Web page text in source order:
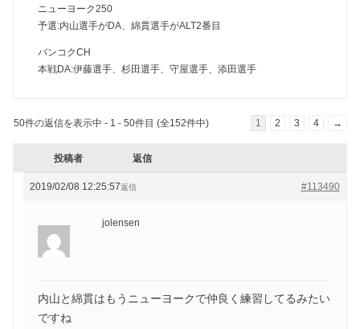
ニューヨーク250
予選:内山選手がDA、綿貫選手がALT2番目
バンコクCH
本戦DA:伊藤選手、杉田選手、守屋選手、添田選手
50件の返信を表示中 - 1 - 50件目 (全152件中) 1 2 3 4 →
投稿者 返信
2019/02/08 12:25:57 #113490
返信
jolensen
内山と綿貫はもうニューヨークで仲良く練習してるみたい
ですね